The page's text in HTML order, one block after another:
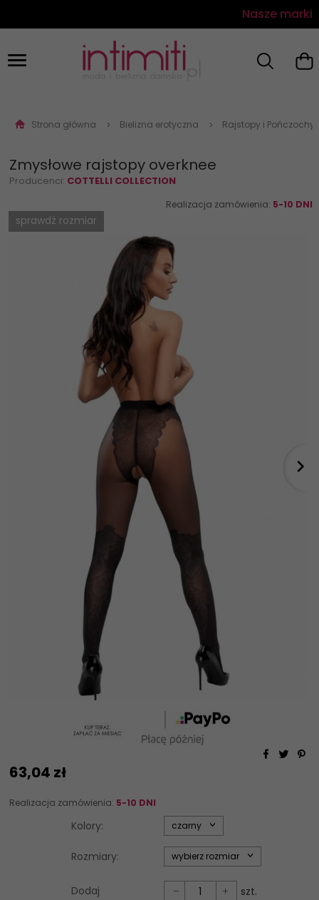
Nasze marki
Strona główna Bielizna erotyczna Rajstopy i Pończochy
Zmysłowe rajstopy overknee
Producenci: COTTELLI COLLECTION
Realizacja zamówienia: 5-10 DNI
sprawdź rozmiar
63,04 zł
Realizacja zamówienia: 5-10 DNI
Kolory: options[34]
czarny
Rozmiary: options[35]
wybierz rozmiar
Dodaj szt.